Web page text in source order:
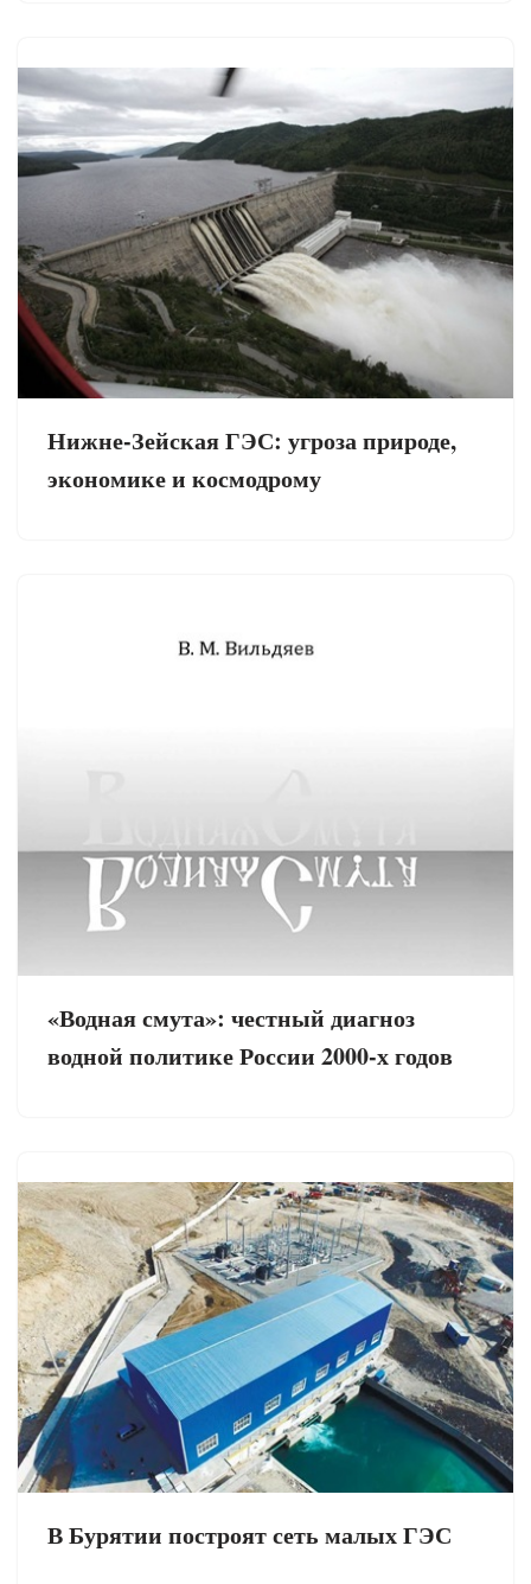
Нижне-Зейская ГЭС: угроза природе,
экономике и космодрому
«Водная смута»: честный диагноз
водной политике России 2000-х годов
В Бурятии построят сеть малых ГЭС